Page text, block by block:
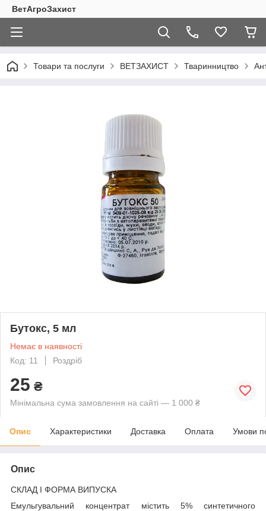
ВетАгроЗахист
Товари та послуги ВЕТЗАХИСТ Тваринництво
Бутокс, 5 мл
Немає в наявності
Код: 11
Роздріб
25 ₴
Мінімальна сума замовлення на сайті — 1 000 ₴
Опис Характеристики Доставка Оплата Умови
Опис
СКЛАД І ФОРМА ВИПУСКА
Емульгувальний концентрат містить 5% синтетичного